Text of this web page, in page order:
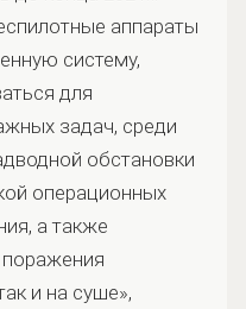
аппараты
систему,
для
задач, среди
обстановки
операционных
а также
и на суше»,